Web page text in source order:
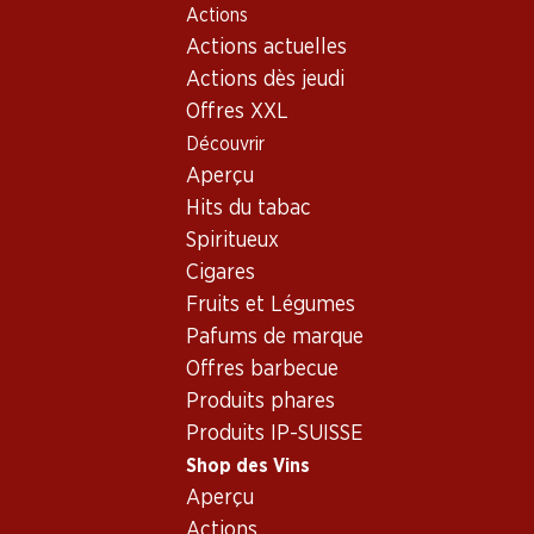
Actions
Actions actuelles
Actions dès jeudi
Offres XXL
Découvrir
Aperçu
Hits du tabac
Spiritueux
Cigares
Fruits et Légumes
Pafums de marque
Offres barbecue
Produits phares
Produits IP-SUISSE
Shop des Vins
Aperçu
Shop des Vins
Mousseux
Le vin mousseux -
l'essentiel est qu'il
Aucun vin n'est plus apprécié que le vin mousseux